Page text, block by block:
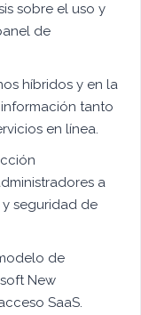
sobre el uso y
de
híbridos y en la
tanto
en línea.
a
seguridad de
de
New
SaaS.